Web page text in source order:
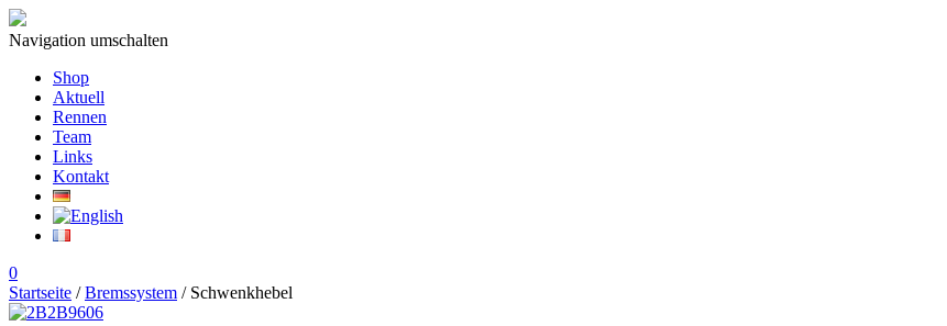
Navigation umschalten
Shop
Aktuell
Rennen
Team
Links
Kontakt
0
Startseite /Bremssystem / Schwenkhebel